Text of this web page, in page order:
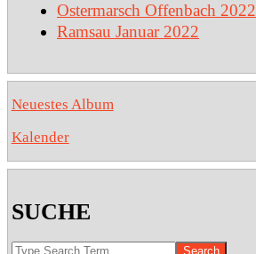
Ostermarsch Offenbach 2022
Ramsau Januar 2022
Neuestes Album
Kalender
SUCHE
Search